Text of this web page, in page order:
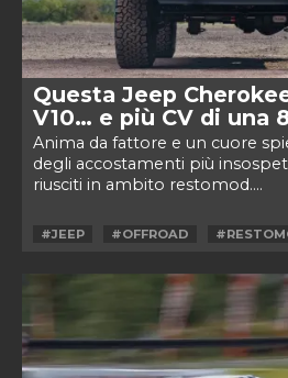
Questa Jeep
V10… e più CV di una
Anima da fattore e un cuore
degli accostamenti più
riusciti in ambito restomod....
#JEEP #OFFROAD